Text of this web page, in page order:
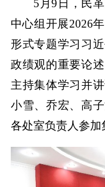
5月9日，民
中心组开展2026
形式专题学习习
政绩观的重要论
主持集体学习并
小雪、乔宏、高
各处室负责人参加